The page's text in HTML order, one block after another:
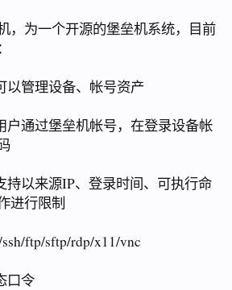
，为一个开源的堡垒机系统，目前
以管理设备、帐号资产
户通过堡垒机帐号，在登录设备帐
持以来源IP、登录时间、可执行命
进行限制
ftp/sftp/rdp/x11/vnc
口令